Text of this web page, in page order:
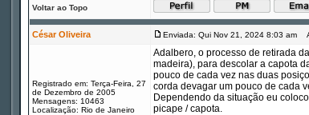
Voltar ao Topo
César Oliveira Enviada: Qui Nov 21, 2024 8:03 am
Registrado em: Terça-Feira, 27
de Dezembro de 2005
Mensagens: 10463
Localização: Rio de Janeiro
Adalbero, o processo de retirada
madeira), para descolar a capota
pouco de cada vez nas duas
corda devagar um pouco de cada
Dependendo da situação eu
picape / capota.